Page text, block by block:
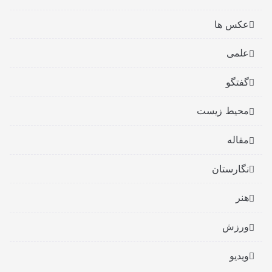
عکس ها
علمی
گفتگو
محیط زیست
مقاله
نگارستان
هنر
ورزش
ویدیو